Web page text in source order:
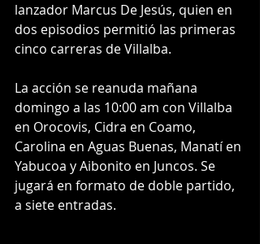
lanzador Marcus De Jesús, quien en
dos episodios permitió las primeras
cinco carreras de Villalba.
La acción se reanuda mañana
domingo a las 10:00 am con Villalba
en Orocovis, Cidra en Coamo,
Carolina en Aguas Buenas, Manatí en
Yabucoa y Aibonito en Juncos. Se
jugará en formato de doble partido,
a siete entradas.